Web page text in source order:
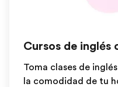
Cursos de inglés
Toma clases de
la comodidad de tu